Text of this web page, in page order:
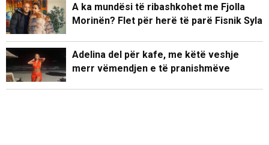
A ka mundësi të ribashkohet me Fjolla
Morinën? Flet për herë të parë Fisnik Syla
Adelina del për kafe, me këtë veshje
merr vëmendjen e të pranishmëve